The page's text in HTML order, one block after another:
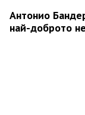
Антонио
най-доброто